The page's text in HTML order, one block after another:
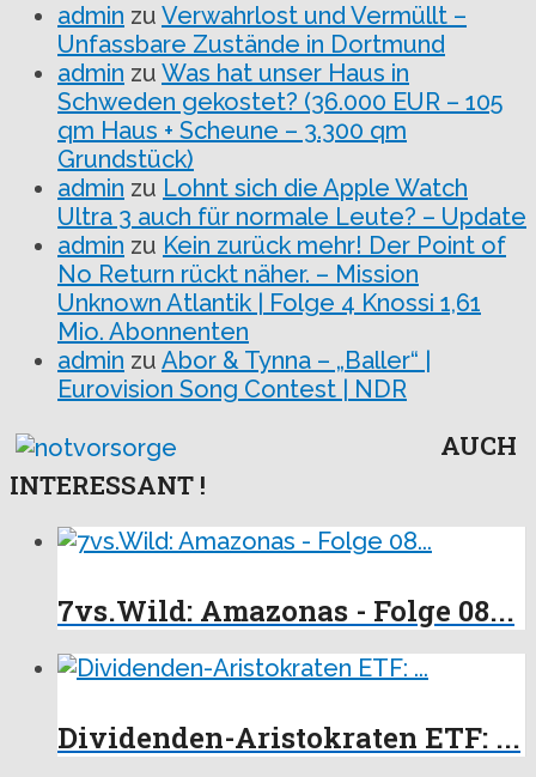
admin zu Verwahrlost und Vermüllt –
Unfassbare Zustände in Dortmund
admin zu Was hat unser Haus in
Schweden gekostet? (36.000 EUR – 105
qm Haus + Scheune – 3.300 qm
Grundstück)
admin zu Lohnt sich die Apple Watch
Ultra 3 auch für normale Leute? – Update
admin zu Kein zurück mehr! Der Point of
No Return rückt näher. – Mission
Unknown Atlantik | Folge 4 Knossi 1,61
Mio. Abonnenten
admin zu Abor & Tynna – „Baller“ |
Eurovision Song Contest | NDR
AUCH
INTERESSANT !
7vs.Wild: Amazonas - Folge 08...
Dividenden-Aristokraten ETF: ...